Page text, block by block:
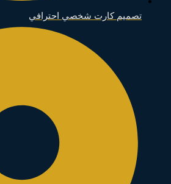
تصميم كارت شخصي احترافي